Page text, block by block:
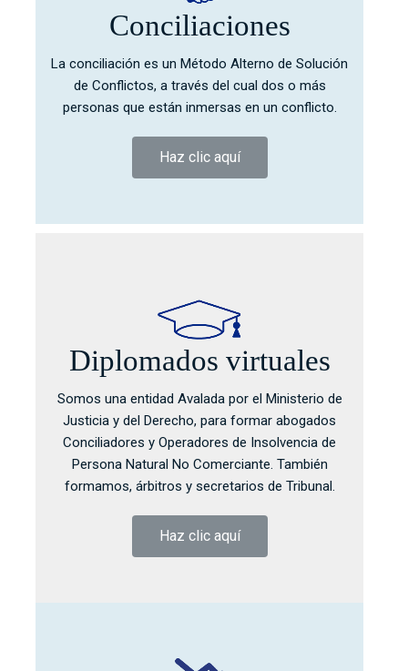
Conciliaciones
La conciliación es un Método Alterno de Solución
de Conflictos, a través del cual dos o más
personas que están inmersas en un conflicto.
Haz clic aquí
Diplomados virtuales
Somos una entidad Avalada por el Ministerio de
Justicia y del Derecho, para formar abogados
Conciliadores y Operadores de Insolvencia de
Persona Natural No Comerciante. También
formamos, árbitros y secretarios de Tribunal.
Haz clic aquí